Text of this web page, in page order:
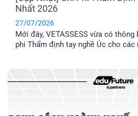
Nhất 2026
27/07/2026
Mới đây, VETASSESS vừa có
phí Thẩm định tay nghề Úc cho các